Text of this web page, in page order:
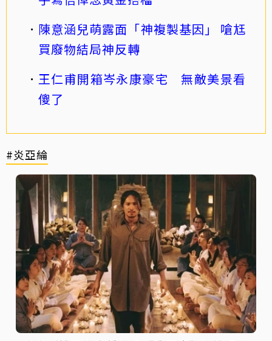
陳意涵兒萌露面「神複製基因」 嗆尪
買廢物結局神反轉
王仁甫開箱岑永康豪宅 無敵美景看
傻了
#炎亞綸